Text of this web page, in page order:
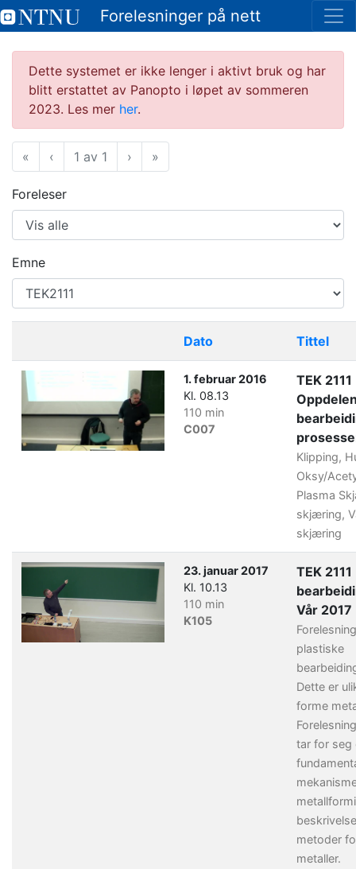
Forelesninger på nett
Dette systemet er ikke lenger i aktivt bruk og har
blitt erstattet av Panopto i løpet av sommeren
2023. Les mer her.
« Første
‹ Forrige
1 av 1 › Neste
»
Foreleser
Emne
Dato Tittel
1. februar 2016
Kl. 08.13
110 min
C007
TEK
Klipping,
Oksy/
Plasma
skjæring,
skjæring
23. januar 2017
Kl. 10.13
110 min
K105
TEK
Vår 2017
plastiske
Dette er
forme
tar for seg
metoder
metaller.